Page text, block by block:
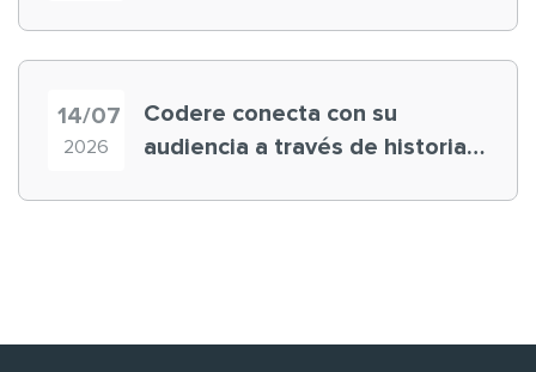
14/07
2026
Codere conecta con su
audiencia a través de historias